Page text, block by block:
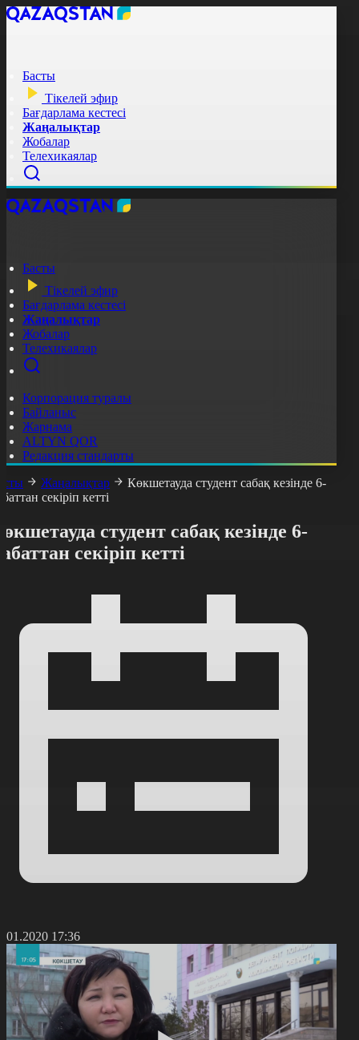
Басты
Тікелей эфир
Бағдарлама кестесі
Жаңалықтар
Жобалар
Телехикаялар
Басты
Тікелей эфир
Бағдарлама кестесі
Жаңалықтар
Жобалар
Телехикаялар
Корпорация туралы
Байланыс
Жарнама
ALTYN QOR
Редакция стандарты
Жаңалықтар
Көкшетауда студент сабақ кезінде 6-
секіріп кетті
студент сабақ кезінде 6-
секіріп кетті
17:36